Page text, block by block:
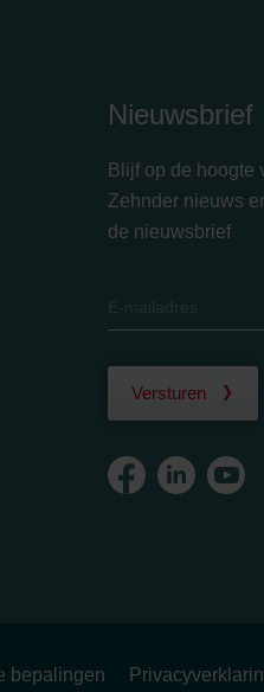
Nieuwsbrief
Blijf op de hoogte
Zehnder nieuws
de nieuwsbrief
Versturen
bepalingen